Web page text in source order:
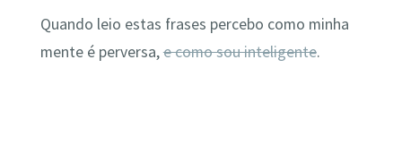
Quando leio estas frases percebo como minha
mente é perversa,e como sou inteligente.